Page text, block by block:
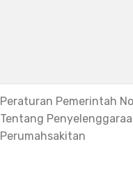
Peraturan Pemerintah
Tentang
Perumahsakitan